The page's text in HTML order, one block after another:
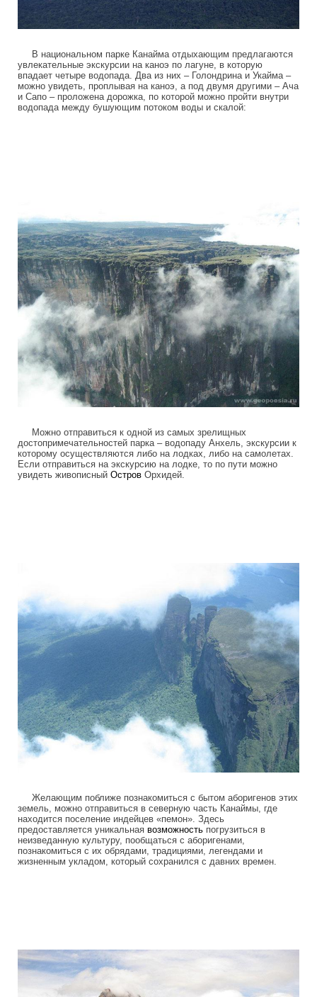
В национальном парке Канайма отдыхающим предлагаются
увлекательные экскурсии на каноэ по лагуне, в которую
впадает четыре водопада. Два из них – Голондрина и Укайма –
можно увидеть, проплывая на каноэ, а под двумя другими – Ача
и Сапо – проложена дорожка, по которой можно пройти внутри
водопада между бушующим потоком воды и скалой:
Можно отправиться к одной из самых зрелищных
достопримечательностей парка – водопаду Анхель, экскурсии к
которому осуществляются либо на лодках, либо на самолетах.
Если отправиться на экскурсию на лодке, то по пути можно
увидеть живописный Остров Орхидей.
Желающим поближе познакомиться с бытом аборигенов этих
земель, можно отправиться в северную часть Канаймы, где
находится поселение индейцев «пемон». Здесь
предоставляется уникальная возможность погрузиться в
неизведанную культуру, пообщаться с аборигенами,
познакомиться с их обрядами, традициями, легендами и
жизненным укладом, который сохранился с давних времен.